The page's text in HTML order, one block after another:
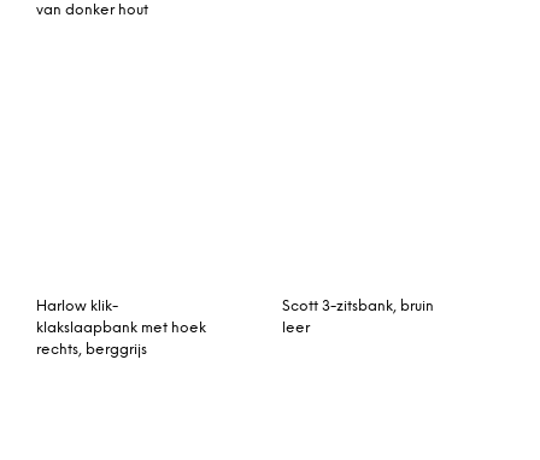
van donker hout
Harlow klik-
klakslaapbank met hoek
rechts, berggrijs
Scott 3-zitsbank, bruin
leer